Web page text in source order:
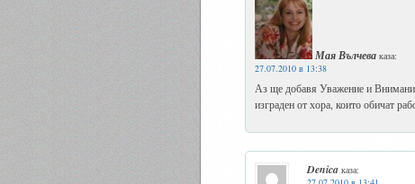
Мая Вълчева каза:
27.07.2010 в 13:38
Аз ще добавя Уважение и
изграден от хора, които обичат
Denica каза: